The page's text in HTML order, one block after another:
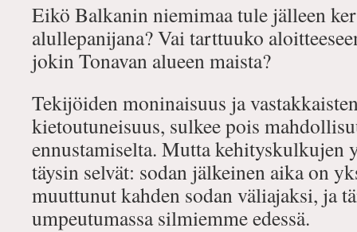
Eikö Balkanin niemimaa tule jälleen
alullepanijana? Vai tarttuuko
jokin Tonavan alueen maista?
Tekijöiden moninaisuus ja
kietoutuneisuus, sulkee pois
ennustamiselta. Mutta kehityskulkujen
täysin selvät: sodan jälkeinen aika on
muuttunut kahden sodan väliajaksi, ja
umpeutumassa silmiemme edessä.